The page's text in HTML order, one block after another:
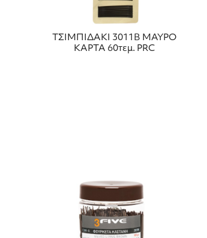
ΤΣΙΜΠΙΔΑΚΙ 3011Β ΜΑΥΡΟ
ΚΑΡΤΑ 60τεμ. PRC